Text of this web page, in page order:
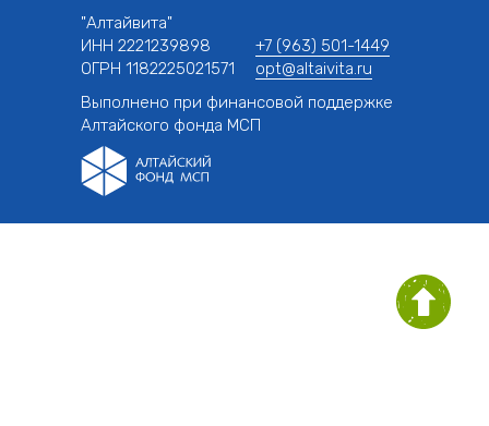
"Алтайвита"
ИНН 2221239898
ОГРН 1182225021571
Выполнено при финансовой поддержке
Алтайского фонда МСП
+7 (963) 501-1449
opt@altaivita.ru